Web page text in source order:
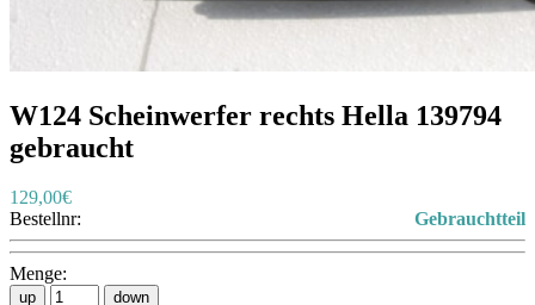
W124 Scheinwerfer rechts Hella 139794
gebraucht
129,00€
Bestellnr:
Gebrauchtteil
Menge: